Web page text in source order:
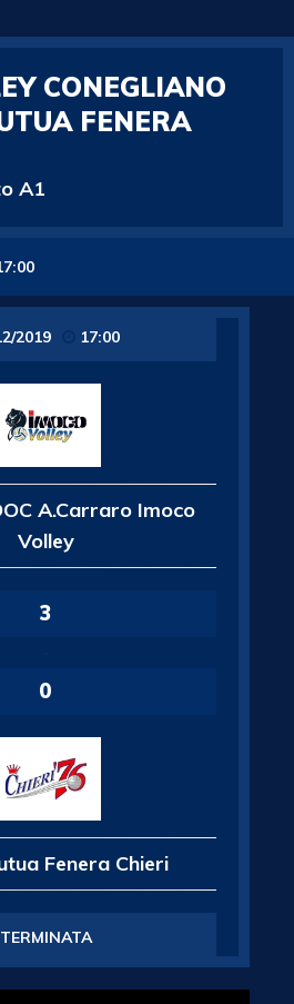
CONEGLIANO
FENERA
A1
2019 17:00
A.Carraro Imoco
Volley
3
0
Fenera Chieri
TERMINATA